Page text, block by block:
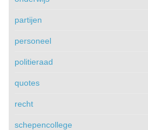
partijen
personeel
politieraad
quotes
recht
schepencollege